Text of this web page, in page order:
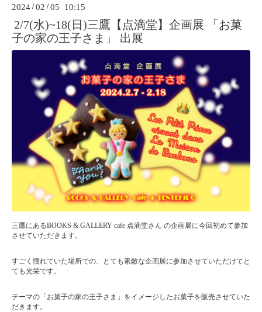
2024 /02 /05 10:15
2/7(水)~18(日)三鷹【点滴堂】企画展 「お菓
子の家の王子さま」 出展
三鷹にあるBOOKS & GALLERY cafe 点滴堂さん の企画展に今回初めて参加
させていただきます。
すごく憧れていた場所での、とても素敵な企画展に参加させていただけてと
ても光栄です。
テーマの「お菓子の家の王子さま」をイメージしたお菓子を販売させていた
だきます。